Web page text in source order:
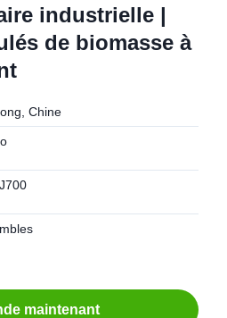
industrielle |
de biomasse à
Chine
maintenant